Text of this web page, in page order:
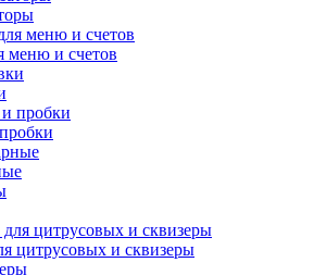
меню и счетов
цитрусовых и сквизеры